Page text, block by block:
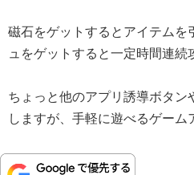
磁石をゲットするとアイテムを
ュをゲットすると一定時間連続
ちょっと他のアプリ誘導ボタン
しますが、手軽に遊べるゲーム